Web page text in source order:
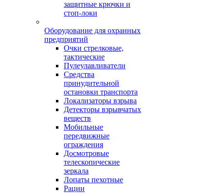
защитные крючки и
стоп-локи
Оборудование для охранных
предприятий
Очки стрелковые,
тактические
Пулеулавливатели
Средства
принудительной
остановки транспорта
Локализаторы взрыва
Детекторы взрывчатых
веществ
Мобильные
передвижные
ограждения
Досмотровые
телескопические
зеркала
Лопаты пехотные
Рации